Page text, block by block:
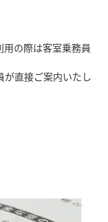
の際は客室乗務員
が直接ご案内いたし